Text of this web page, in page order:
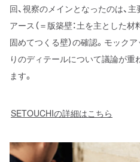
回、視察のメインとなったのは、
アース（＝版築壁：土を主とした
固めてつくる壁）の確認。モック
りのディテールについて議論が
ます。
SETOUCHIの詳細はこちら